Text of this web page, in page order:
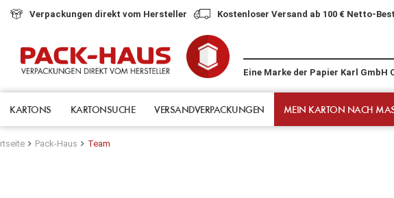
Verpackungen direkt vom Hersteller Kostenloser Versand ab 100 € Netto-
Pack-Haus Team
Eine Marke der Papier Karl GmbH
KARTONS KARTONSUCHE VERSANDVERPACKUNGEN MEIN KARTON NACH